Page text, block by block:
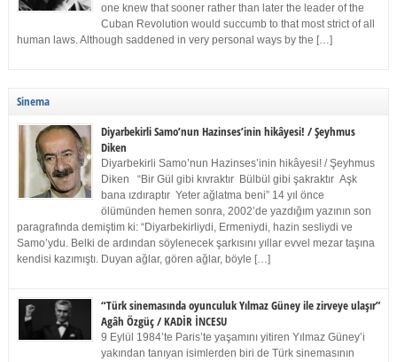
one knew that sooner rather than later the leader of the
Cuban Revolution would succumb to that most strict of all
human laws. Although saddened in very personal ways by the […]
Sinema
Diyarbekirli Samo’nun Hazinses’inin hikâyesi! / Şeyhmus
Diken
Diyarbekirli Samo’nun Hazinses’inin hikâyesi! / Şeyhmus
Diken “Bir Gül gibi kıvraktır Bülbül gibi şakraktır Aşk
bana ızdıraptır Yeter ağlatma beni” 14 yıl önce
ölümünden hemen sonra, 2002’de yazdığım yazının son
paragrafında demiştim ki: “Diyarbekirliydi, Ermeniydi, hazin sesliydi ve
Samo’ydu. Belki de ardından söylenecek şarkısını yıllar evvel mezar taşına
kendisi kazımıştı. Duyan ağlar, gören ağlar, böyle […]
“Türk sinemasında oyunculuk Yılmaz Güney ile zirveye ulaşır”
Agâh Özgüç / KADİR İNCESU
9 Eylül 1984’te Paris’te yaşamını yitiren Yılmaz Güney’i
yakından tanıyan isimlerden biri de Türk sinemasının